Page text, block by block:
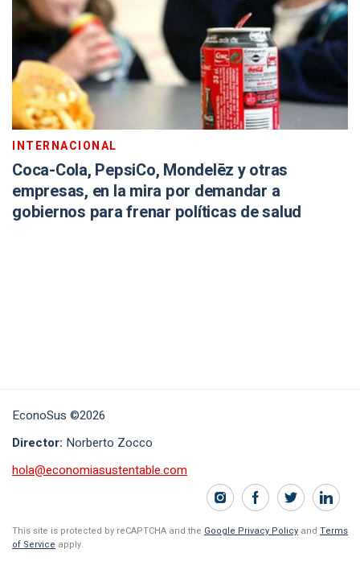
INTERNACIONAL
Coca-Cola, PepsiCo, Mondelēz y otras
empresas, en la mira por demandar a
gobiernos para frenar políticas de salud
EconoSus ©2026
Director: Norberto Zocco
hola@economiasustentable.com
This site is protected by reCAPTCHA and the Google Privacy Policy and Terms
of Service apply.